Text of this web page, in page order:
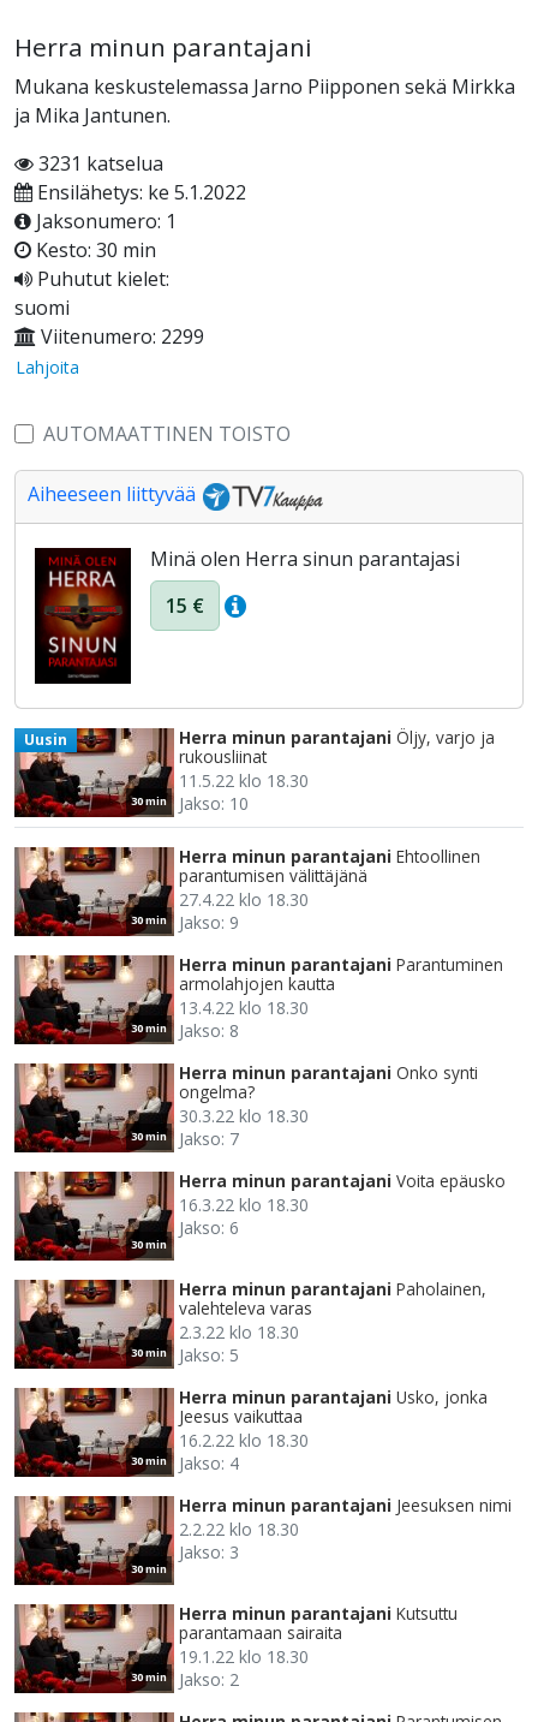
Herra minun parantajani
Mukana keskustelemassa Jarno Piipponen sekä Mirkka
ja Mika Jantunen.
3231 katselua
Ensilähetys: ke 5.1.2022
Jaksonumero: 1
Kesto: 30 min
Puhutut kielet:
suomi
Viitenumero: 2299
Lahjoita
AUTOMAATTINEN TOISTO
Aiheeseen liittyvää
Minä olen Herra sinun parantajasi
15 €
30 min
Uusin Herra minun parantajani Öljy, varjo ja
rukousliinat
11.5.22 klo 18.30
Jakso: 10
30 min
Herra minun parantajani Ehtoollinen
parantumisen välittäjänä
27.4.22 klo 18.30
Jakso: 9
30 min
Herra minun parantajani Parantuminen
armolahjojen kautta
13.4.22 klo 18.30
Jakso: 8
30 min
Herra minun parantajani Onko synti
ongelma?
30.3.22 klo 18.30
Jakso: 7
30 min
Herra minun parantajani Voita epäusko
16.3.22 klo 18.30
Jakso: 6
30 min
Herra minun parantajani Paholainen,
valehteleva varas
2.3.22 klo 18.30
Jakso: 5
30 min
Herra minun parantajani Usko, jonka
Jeesus vaikuttaa
16.2.22 klo 18.30
Jakso: 4
30 min
Herra minun parantajani Jeesuksen nimi
2.2.22 klo 18.30
Jakso: 3
30 min
Herra minun parantajani Kutsuttu
parantamaan sairaita
19.1.22 klo 18.30
Jakso: 2